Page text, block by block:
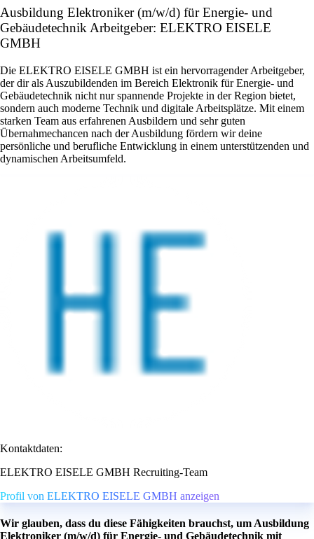
Ausbildung Elektroniker (m/w/d) für Energie- und
Gebäudetechnik Arbeitgeber: ELEKTRO EISELE
GMBH
Die ELEKTRO EISELE GMBH ist ein hervorragender Arbeitgeber,
der dir als Auszubildenden im Bereich Elektronik für Energie- und
Gebäudetechnik nicht nur spannende Projekte in der Region bietet,
sondern auch moderne Technik und digitale Arbeitsplätze. Mit einem
starken Team aus erfahrenen Ausbildern und sehr guten
Übernahmechancen nach der Ausbildung fördern wir deine
persönliche und berufliche Entwicklung in einem unterstützenden und
dynamischen Arbeitsumfeld.
Kontaktdaten:
ELEKTRO EISELE GMBH Recruiting-Team
Profil von ELEKTRO EISELE GMBH anzeigen
Wir glauben, dass du diese Fähigkeiten brauchst, um Ausbildung
Elektroniker (m/w/d) für Energie- und Gebäudetechnik mit